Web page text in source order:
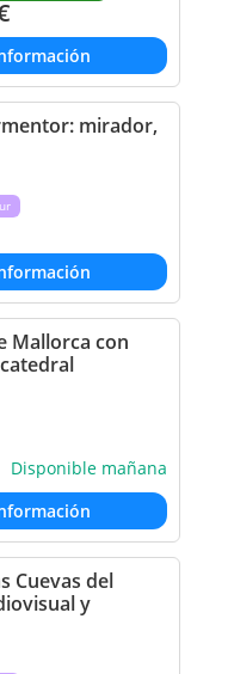
mirador,
Mallorca con
Disponible mañana
Cuevas del
y